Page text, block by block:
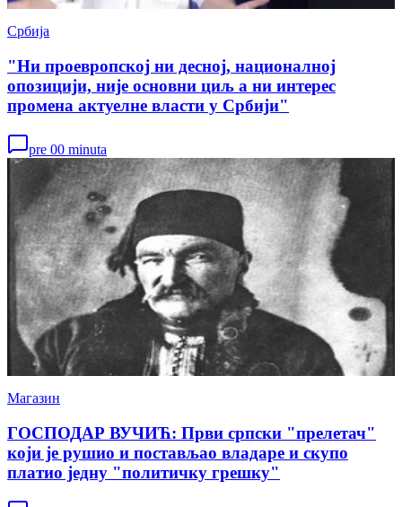
Србија
"Ни проевропској ни десној, националној
опозицији, није основни циљ а ни интерес
промена актуелне власти у Србији"
pre 00 minuta
Магазин
ГОСПОДАР ВУЧИЋ: Први српски "прелетач"
који је рушио и постављао владаре и скупо
платио једну "политичку грешку"